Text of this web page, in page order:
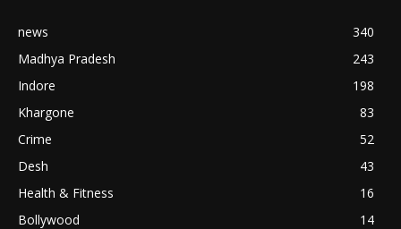
news
340
Madhya Pradesh
243
Indore
198
Khargone
83
Crime
52
Desh
43
Health & Fitness
16
Bollywood
14